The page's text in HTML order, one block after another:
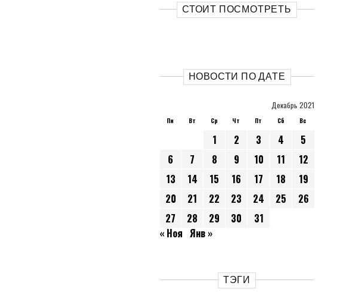
СТОИТ ПОСМОТРЕТЬ
НОВОСТИ ПО ДАТЕ
Декабрь 2021
Пн Вт Ср Чт Пт Сб Вс
1 2 3 4
5
6
7 8 9 10 11
12
13
14 15 16 17 18
19
20
21 22 23 24 25
26
27
28 29 30
31
« Ноя Янв »
ТЭГИ